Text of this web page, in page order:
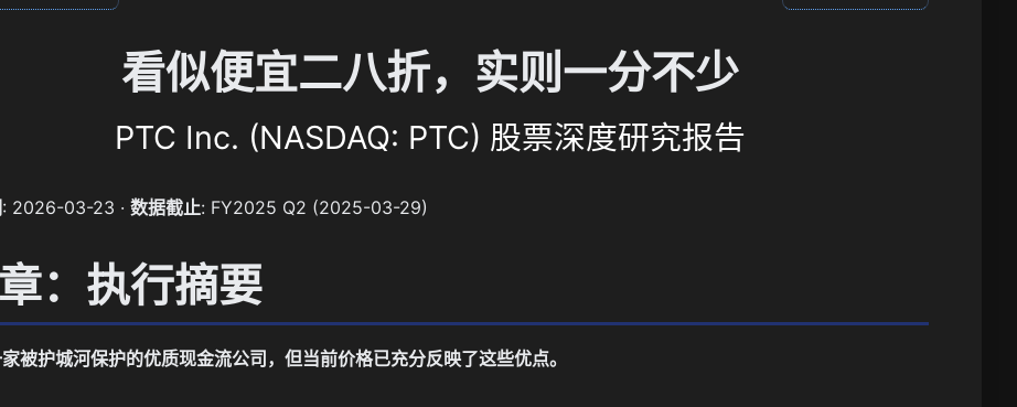
看似便宜二八折，实则一分不少
PTC Inc. (NASDAQ: PTC) 股票深度研究报告
: 2026-03-23 · 数据截止: FY2025 Q2 (2025-03-29)
：执行摘要
被护城河保护的优质现金流公司，但当前价格已充分反映了这些优点。